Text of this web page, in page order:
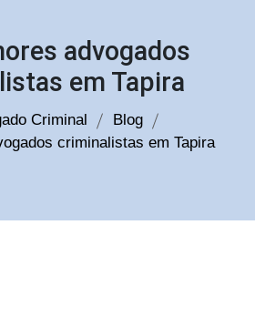
advogados
em Tapira
Criminal
Blog
criminalistas em Tapira